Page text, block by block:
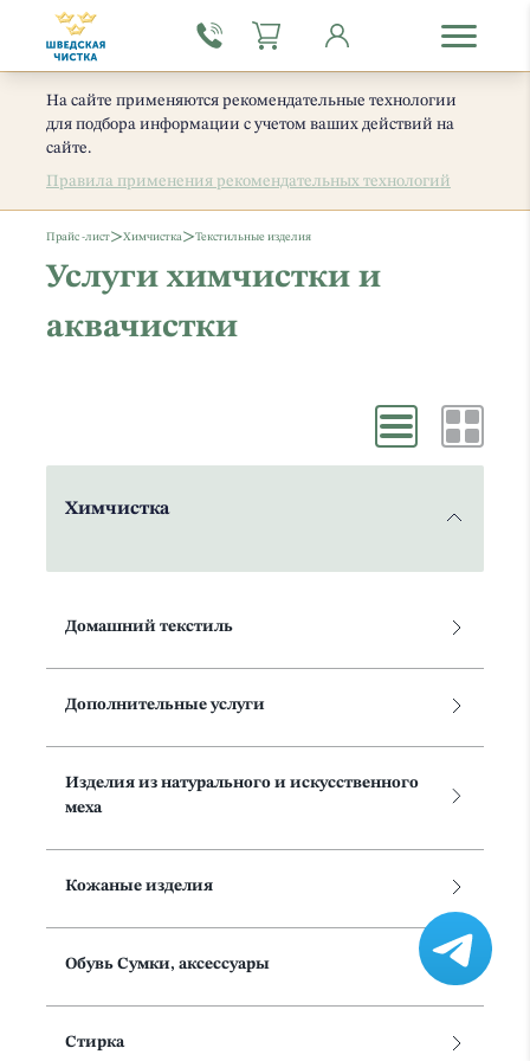
На сайте применяются рекомендательные технологии
для подбора информации с учетом ваших действий на
сайте.
Правила применения рекомендательных технологий
Прайс -лист>Химчистка>Текстильные изделия
Услуги химчистки и
аквачистки
Химчистка
Домашний текстиль
Дополнительные услуги
Изделия из натурального и искусственного
меха
Кожаные изделия
Обувь Сумки, аксессуары
Стирка